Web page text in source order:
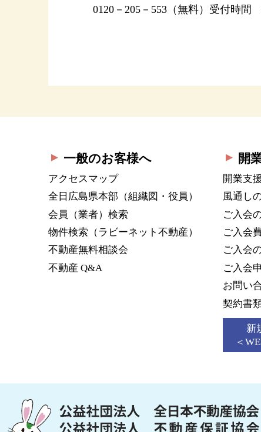
0120－205－553（無料）受付時間
一般のお客様へ
アクセスマップ
全日広島県本部 （組織図・役員）
会員（業者）検索
物件検索 （ラビーネット不動産）
不動産無料相談会
不動産 Q&A
開
開業支
風通し
ご入会
ご入会
ご入会
ご入会
お問い
契約書
新
＜